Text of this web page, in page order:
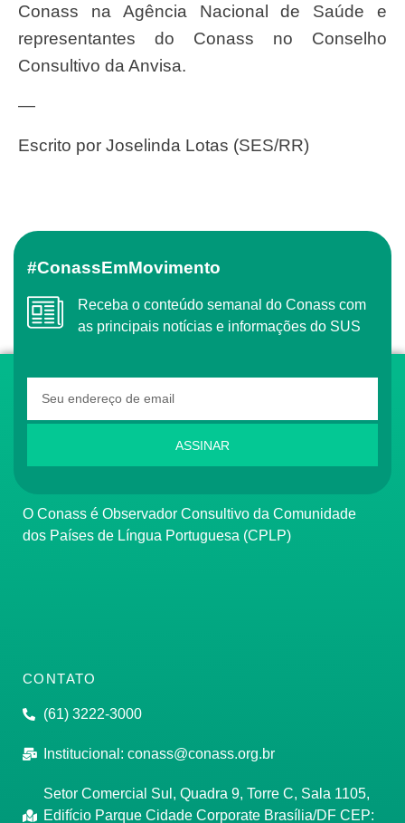
Conass na Agência Nacional de Saúde e
representantes do Conass no Conselho
Consultivo da Anvisa.
—
Escrito por Joselinda Lotas (SES/RR)
#ConassEmMovimento
Receba o conteúdo semanal do Conass com
as principais notícias e informações do SUS
ASSINAR
O Conass é Observador Consultivo da Comunidade
dos Países de Língua Portuguesa (CPLP)
CONTATO
(61) 3222-3000
Institucional: conass@conass.org.br
Setor Comercial Sul, Quadra 9, Torre C, Sala 1105,
Edifício Parque Cidade Corporate Brasília/DF CEP: